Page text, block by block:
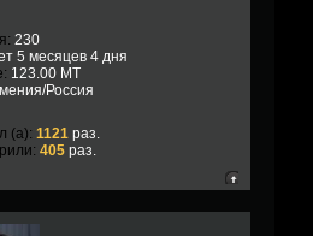
230
5 месяцев 4 дня
123.00 MT
Россия
(а): 1121раз.
405раз.